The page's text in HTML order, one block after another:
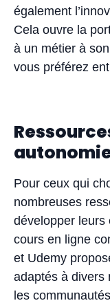
également
Cela ouvre la
à un métier à
vous préférez
Pour ceux qui
nombreuses
développer leurs
cours en ligne
et Udemy
adaptés à divers
les